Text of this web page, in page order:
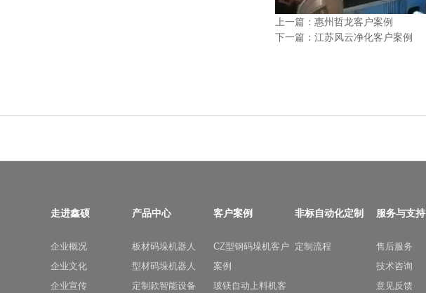
上一篇： 惠州哲龙客户案例
下一篇： 江苏风云净化客户案例
走进鑫硕
企业概况
企业文化
企业宣传
产品中心
板材码垛机器人
型材码垛机器人
定制款智能设备
客户案例
CZ型钢码垛机客户
案例
玻镁自动上料机客
非标自动化定制
定制流程
服务与支持
售后服务
技术咨询
意见反馈